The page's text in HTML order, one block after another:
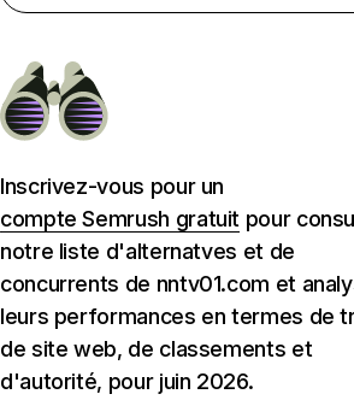
Inscrivez-vous pour un
compte Semrush gratuit pour
notre liste d'alternatves et de
concurrents de nntv01.com et
leurs performances en termes de
de site web, de classements et
d'autorité, pour juin 2026.